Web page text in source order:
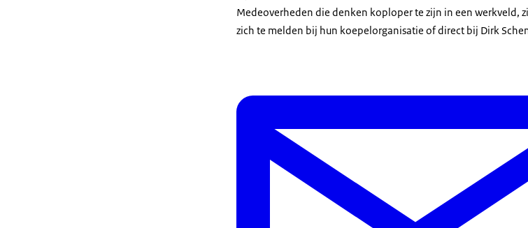
Medeoverheden die denken koploper te zijn in een werkveld,
zich te melden bij hun koepelorganisatie of direct bij Dirk